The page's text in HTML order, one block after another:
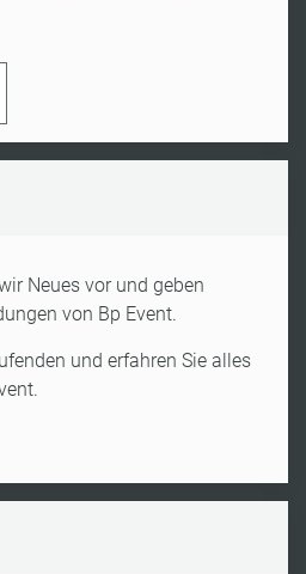
Neues vor und geben
von Bp Event.
und erfahren Sie alles